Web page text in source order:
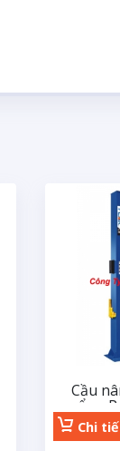
Cầu
cổng
Chi